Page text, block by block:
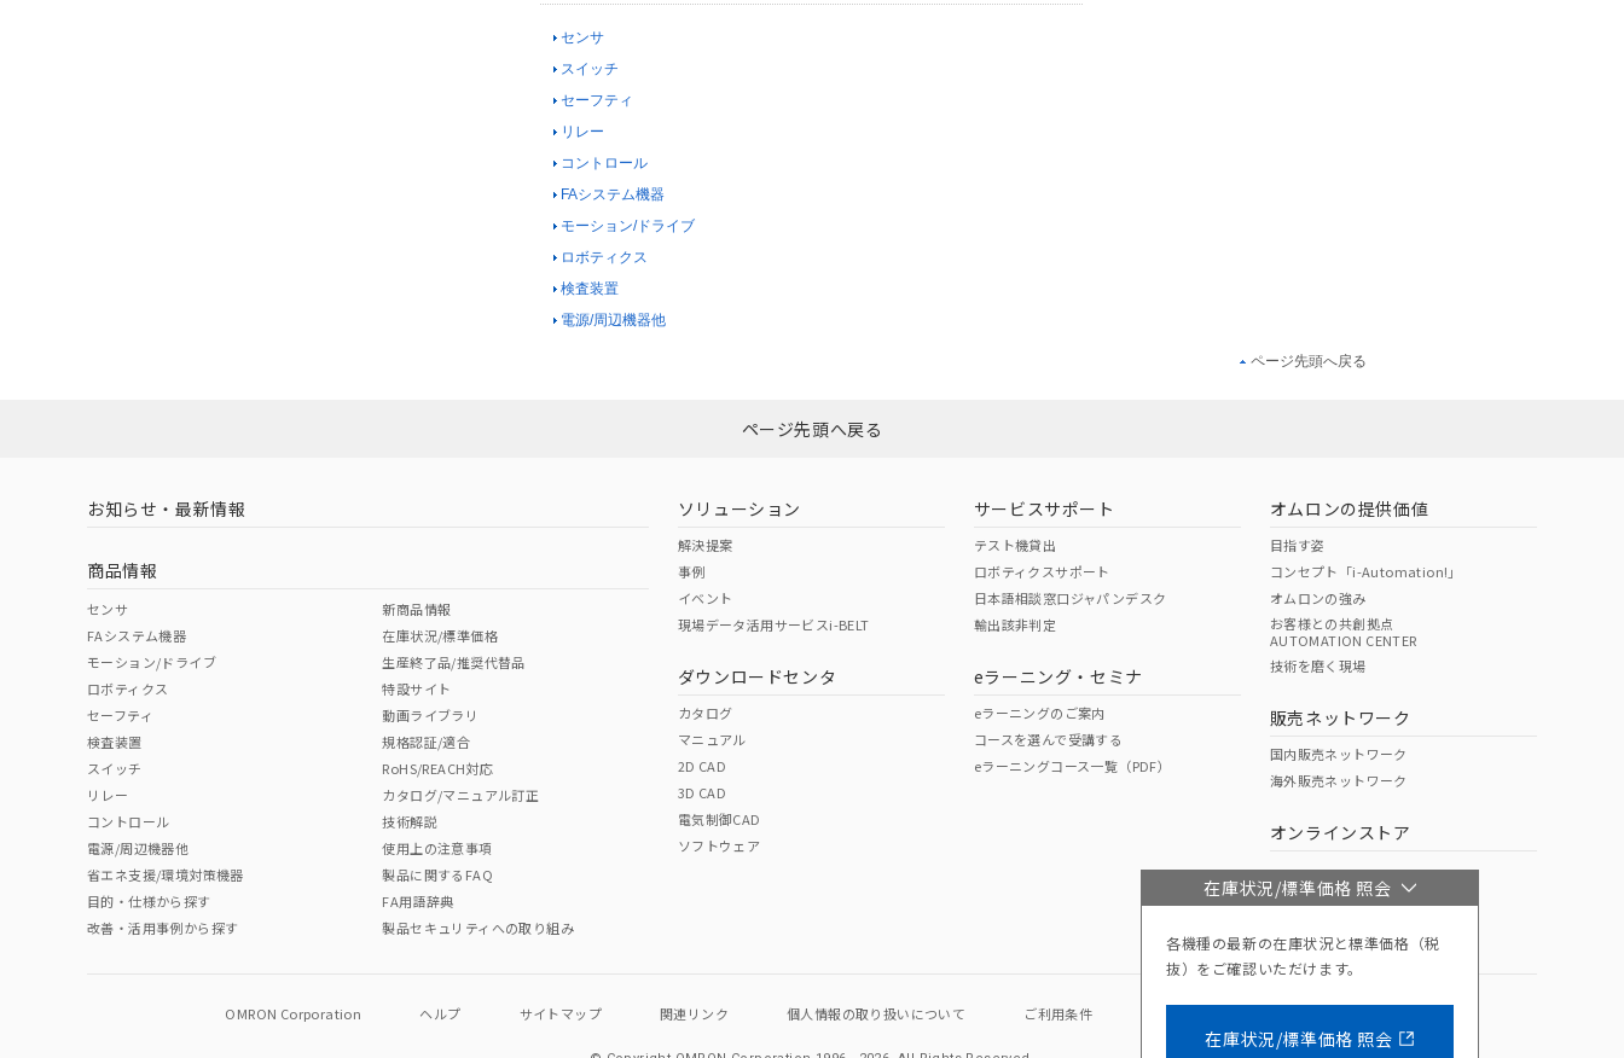
センサ
スイッチ
セーフティ
リレー
コントロール
FAシステム機器
モーション/ドライブ
ロボティクス
検査装置
電源/周辺機器他
ページ先頭へ戻る
ページ先頭へ戻る
お知らせ・最新情報
商品情報
センサ
FAシステム機器
モーション/ドライブ
ロボティクス
セーフティ
検査装置
スイッチ
リレー
コントロール
電源/周辺機器他
省エネ支援/環境対策機器
目的・仕様から探す
改善・活用事例から探す
新商品情報
在庫状況/標準価格
生産終了品/推奨代替品
特設サイト
動画ライブラリ
規格認証/適合
RoHS/REACH対応
カタログ/マニュアル訂正
技術解説
使用上の注意事項
製品に関するFAQ
FA用語辞典
製品セキュリティへの取り組み
ソリューション
解決提案
事例
イベント
現場データ活用サービスi-BELT
ダウンロードセンタ
カタログ
マニュアル
2D CAD
3D CAD
電気制御CAD
ソフトウェア
サービスサポート
テスト機貸出
ロボティクスサポート
日本語相談窓口ジャパンデスク
輸出該非判定
eラーニング・セミナ
eラーニングのご案内
コースを選んで受講する
eラーニングコース一覧（PDF）
オムロンの提供価値
目指す姿
コンセプト「i-Automation!」
オムロンの強み
お客様との共創拠点
AUTOMATION CENTER
技術を磨く現場
販売ネットワーク
国内販売ネットワーク
海外販売ネットワーク
オンラインストア
OMRON Corporation ヘルプ サイトマップ 関連リンク 個人情報の取り扱いについて ご利用条件
在庫状況/標準価格 照会
各機種の最新の在庫状況と標準価格（税
抜）をご確認いただけます。
在庫状況/標準価格 照会